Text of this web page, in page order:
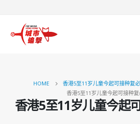
HOME 香港5至11岁儿童今起可接种复
香港5至11岁儿童今起可接种
香港5至11岁儿童今起